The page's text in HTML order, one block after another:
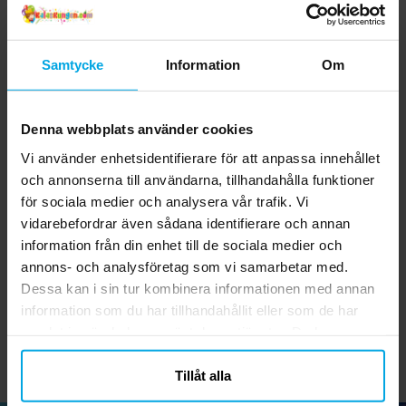
Samtycke Information Om
Denna webbplats använder cookies
Vi använder enhetsidentifierare för att anpassa innehållet
och annonserna till användarna, tillhandahålla funktioner
för sociala medier och analysera vår trafik. Vi
vidarebefordrar även sådana identifierare och annan
information från din enhet till de sociala medier och
annons- och analysföretag som vi samarbetar med.
Dessa kan i sin tur kombinera informationen med annan
information som du har tillhandahållit eller som de har
närsomhelst ändra ditt samtycke.
Tillåt alla
Star Wars Galaxy -
Pappmuggar 8-pack
Pris: 39,00 kr
39,00 kr
Ballonger Svarta 30 cm,
50-pack
Pris:79,00 kr
79,00 kr